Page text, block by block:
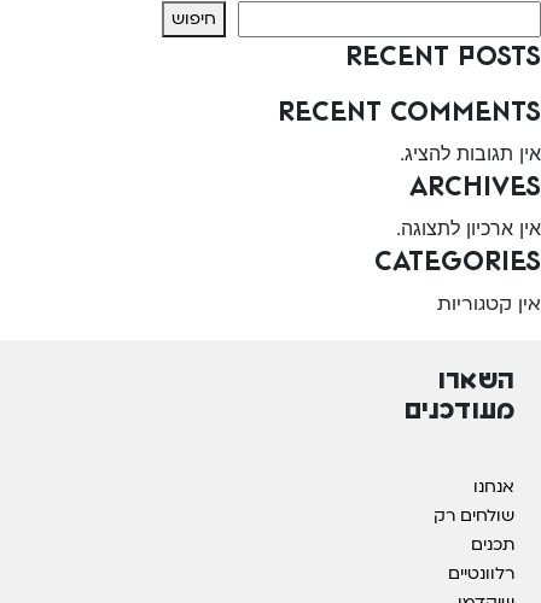
חיפוש
Recent Posts
Recent Comments
אין תגובות להציג.
Archives
אין ארכיון לתצוגה.
Categories
אין קטגוריות
השארו
מעודכנים
אנחנו
שולחים רק
תכנים
רלוונטיים